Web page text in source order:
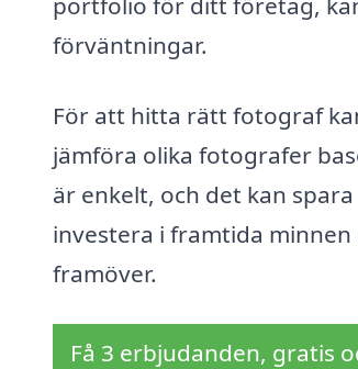
förväntningar.
För att hitta rätt fotograf
jämföra olika fotografer
är enkelt, och det kan
investera i framtida
framöver.
Få 3 erbjudanden, gratis